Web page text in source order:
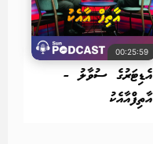
00:25:59
އެޑިޓަރުގެ ސުވާލު -
އާތިފްއާއެކު